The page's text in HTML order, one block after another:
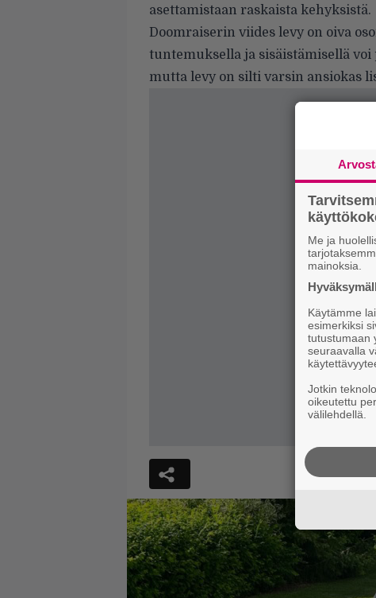
asettamistaan raskaista kehyksistä.
Doomraiserin viides levy on oiva
tuntemuksella ja sisäistämisellä
mutta levy on silti varsin ansiokas
Me ja
mainoksia.
Käytämme
esimerkiksi
tutustumaan
seuraavalla
Jotkin
oikeutettu
välilehdellä.